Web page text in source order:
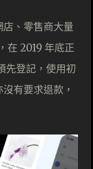
、零售商大量
在 2019 年底正
先登記，使用初
有要求退款，